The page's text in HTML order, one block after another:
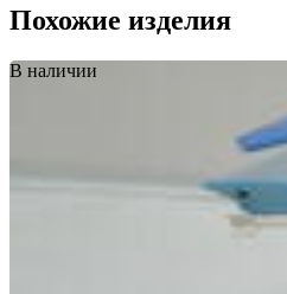
Похожие изделия
В наличии